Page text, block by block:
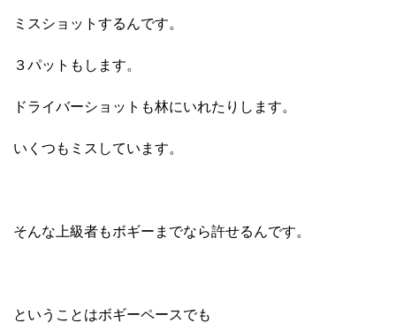
ミスショットするんです。
３パットもします。
ドライバーショットも林にいれたりします。
いくつもミスしています。
そんな上級者もボギーまでなら許せるんです。
ということはボギーペースでも